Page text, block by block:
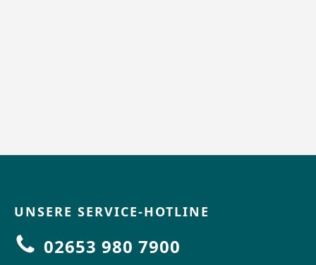
UNSERE SERVICE-HOTLINE
02653 980 7900